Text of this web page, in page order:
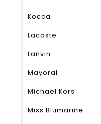
Kocca
Lacoste
Lanvin
Mayoral
Michael Kors
Miss Blumarine